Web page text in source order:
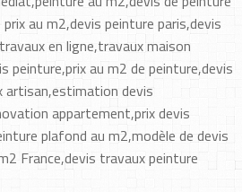
au m2,devis peinture paris,devis
en ligne,travaux maison
peinture,prix au m2 de peinture,devis
artisan,estimation devis
appartement,prix devis
plafond au m2,modèle de devis
France,devis travaux peinture